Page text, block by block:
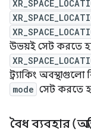
উভয়ই সেট করতে
ট্র্যাকিং অবস্থাগুলো
mode সেট করতে
বৈধ ব্যবহার